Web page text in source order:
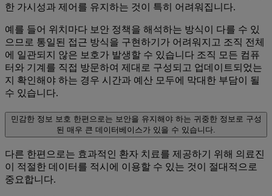
한 가시성과 제어를 유지하는 것이 특히 어려워집니다.
예를 들어 위치마다 보안 정책을 해석하는 방식이 다를 수 있
으므로 통일된 접근 방식을 구현하기가 어려워지고 조직 전체
에 일관되지 않은 보호가 발생할 수 있습니다 조직 모든 컴퓨
터와 기계를 직접 방문하여 제대로 구성되고 업데이트되었는
지 확인해야 하는 경우 시간과 예산 모두에 막대한 부담이 될
수 있습니다.
민감한 정보 보호 한편으로는 보안을 유지해야 하는 귀중한 정보로 구성
된 매우 큰 데이터베이스가 있을 수 있습니다.
다른 한편으로는 효과적인 환자 치료를 제공하기 위해 의료진
이 적절한 데이터를 적시에 이용할 수 있는 것이 절대적으로
중요합니다.